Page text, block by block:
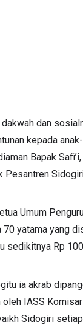
dan
kepada
Bapak
Pesantren
Umum
70 yatama yang
sedikitnya Rp
ia akrab
IASS
Sidogiri